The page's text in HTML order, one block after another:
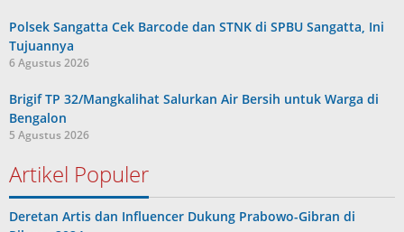
Polsek Sangatta Cek Barcode dan STNK di SPBU Sangatta, Ini
Tujuannya
6 Agustus 2026
Brigif TP 32/Mangkalihat Salurkan Air Bersih untuk Warga di
Bengalon
5 Agustus 2026
Artikel Populer
Deretan Artis dan Influencer Dukung Prabowo-Gibran di